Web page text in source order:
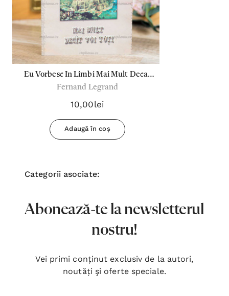
Eu Vorbesc In Limbi Mai Mult Decat
Voi Toti
Fernand Legrand
10,00lei
Adaugă în coș
Categorii asociate:
Abonează-te la newsletterul
nostru!
Vei primi conținut exclusiv de la autori,
noutăți şi oferte speciale.